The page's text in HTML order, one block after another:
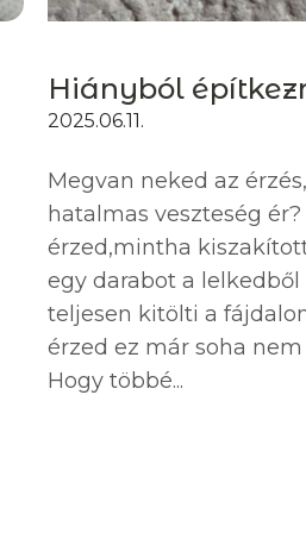
Hiányból
2025.06.11.
Megvan neked az
hatalmas veszteség
érzed,mintha
egy darabot a lelkedből
teljesen kitölti a
érzed ez már soha
Hogy többé...